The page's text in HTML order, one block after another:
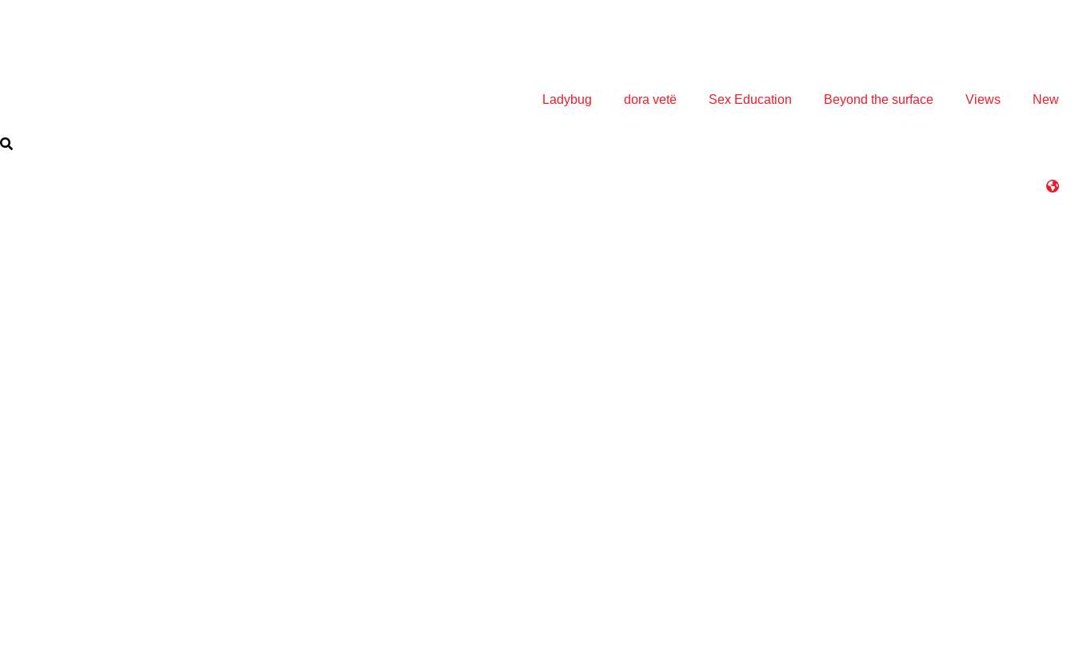
Ladybug dora vetë Sex Education Beyond the surface Views New